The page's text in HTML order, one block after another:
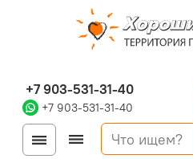
+7 903-531-31-40
+7 903-531-31-40